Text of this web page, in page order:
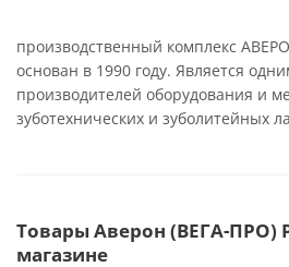
производственный комплекс
основан в 1990 году. Является
производителей оборудования и
зуботехнических и зуболитейных
Товары Аверон (ВЕГА-ПРО)
магазине